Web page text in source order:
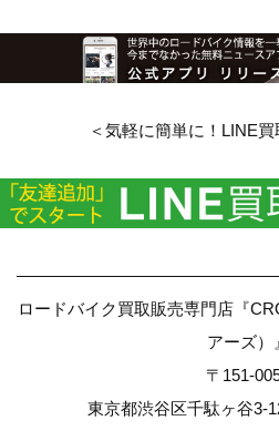
＜気軽に簡単に！LINE
ロードバイク買取販売専門店『
アーズ）』
〒151-
東京都渋谷区千駄ヶ谷3-